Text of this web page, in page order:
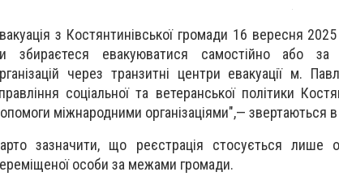
з Костянтинівської громади 16 вересня
збираєтеся евакуюватися самостійно або за
через транзитні центри евакуації м.
соціальної та ветеранської політики
міжнародними організаціями",— звертаються
зазначити, що реєстрація стосується лише
особи за межами громади.